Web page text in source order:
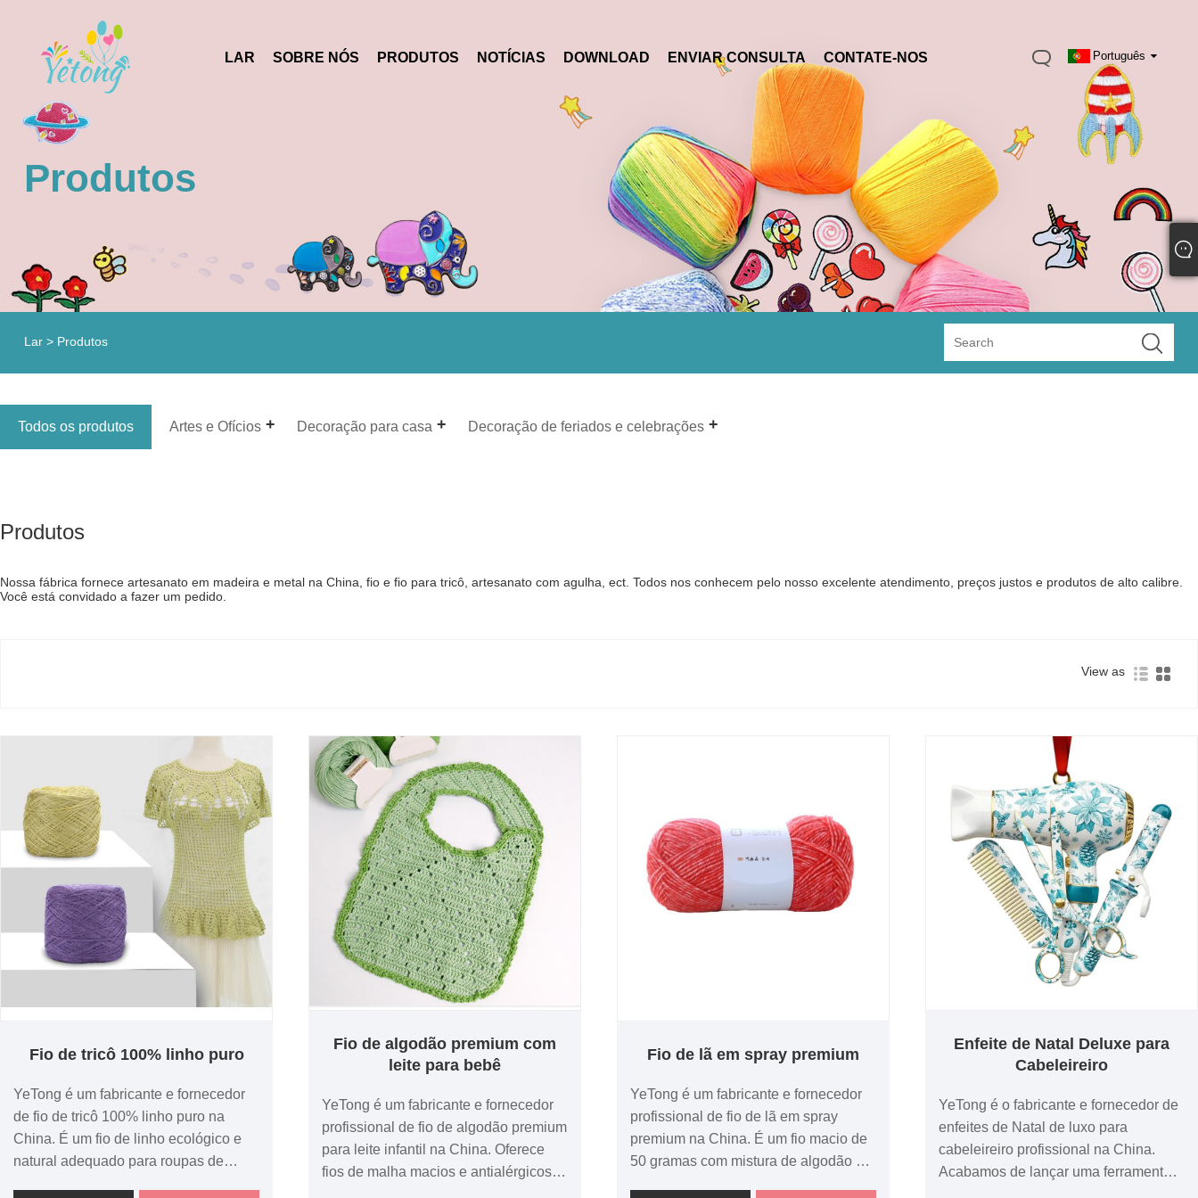
Português
LAR SOBRE NÓS PRODUTOS NOTÍCIAS DOWNLOAD ENVIAR CONSULTA CONTATE-NOS
Produtos
Lar > Produtos
Todos os produtos Artes e Ofícios Decoração para casa Decoração de feriados e celebrações
Produtos
Nossa fábrica fornece artesanato em madeira e metal na China, fio e fio para tricô, artesanato com agulha, ect. Todos nos conhecem pelo nosso excelente atendimento, preços justos e produtos de alto calibre.
Você está convidado a fazer um pedido.
View as
Fio de tricô 100% linho puro
YeTong é um fabricante e fornecedor
de fio de tricô 100% linho puro na
China. É um fio de linho ecológico e
natural adequado para roupas de
Fio de algodão premium com
leite para bebê
YeTong é um fabricante e fornecedor
profissional de fio de algodão premium
para leite infantil na China. Oferece
fios de malha macios e antialérgicos
Fio de lã em spray premium
YeTong é um fabricante e fornecedor
profissional de fio de lã em spray
premium na China. É um fio macio de
50 gramas com mistura de algodão e
Enfeite de Natal Deluxe para
Cabeleireiro
YeTong é o fabricante e fornecedor de
enfeites de Natal de luxo para
cabeleireiro profissional na China.
Acabamos de lançar uma ferramenta